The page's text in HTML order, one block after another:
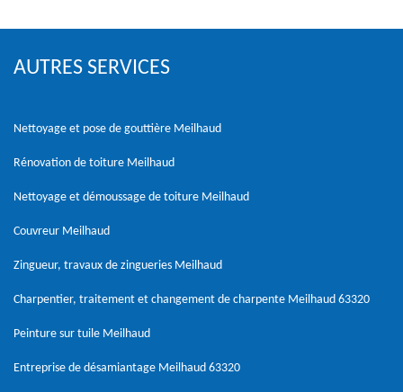
AUTRES SERVICES
Nettoyage et pose de gouttière Meilhaud
Rénovation de toiture Meilhaud
Nettoyage et démoussage de toiture Meilhaud
Couvreur Meilhaud
Zingueur, travaux de zingueries Meilhaud
Charpentier, traitement et changement de charpente Meilhaud 63320
Peinture sur tuile Meilhaud
Entreprise de désamiantage Meilhaud 63320